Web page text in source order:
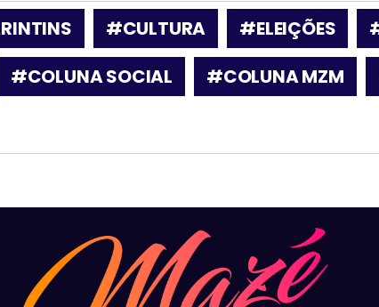
#CULTURA #ELEIÇÕES
#COLUNA SOCIAL #COLUNA MZM